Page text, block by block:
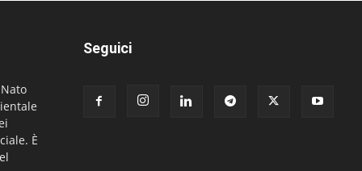
È
Seguici